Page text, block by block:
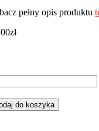
pełny opis produktu
zł
do koszyka